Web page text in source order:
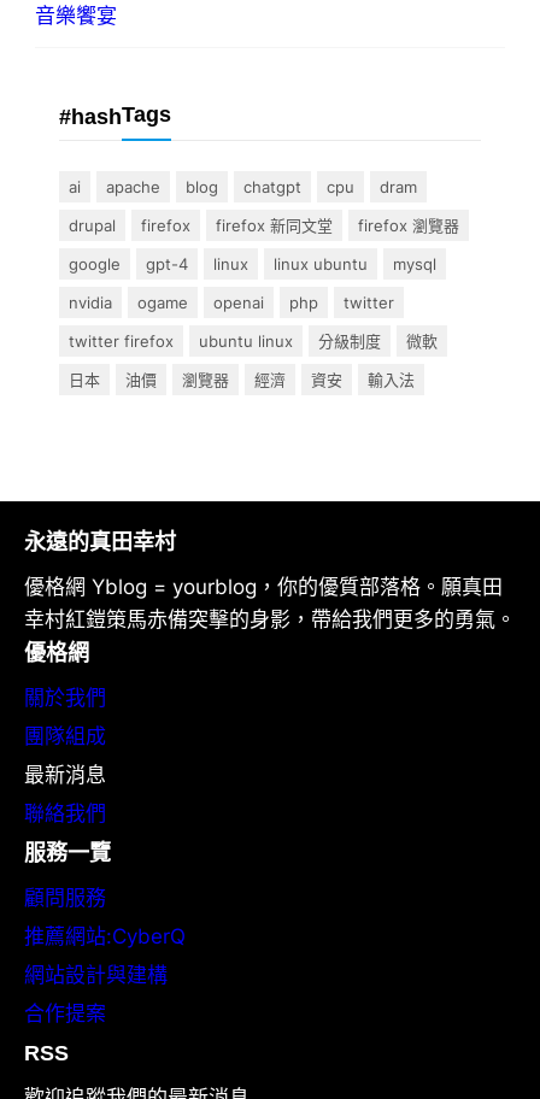
音樂饗宴
#hashTags
ai apache blog chatgpt cpu
dram
drupal
firefox firefox 新同文堂
firefox 瀏覽器
google
gpt-4 linux linux ubuntu
mysql
nvidia
ogame openai php
twitter
twitter firefox
ubuntu linux 分級制度
微軟
日本
油價 瀏覽器 經濟 資安 輸入法
永遠的真田幸村
優格網 Yblog = yourblog，你的優質部落格。願真田
幸村紅鎧策馬赤備突擊的身影，帶給我們更多的勇氣。
優格網
關於我們
團隊組成
最新消息
聯絡我們
服務一覽
顧問服務
推薦網站:CyberQ
網站設計與建構
合作提案
RSS